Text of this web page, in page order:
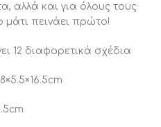
αλλά και για όλους τους
μάτι πεινάει πρώτο!
12 διαφορετικά σχέδια